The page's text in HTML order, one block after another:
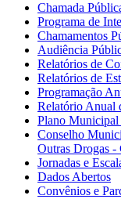
Chamada
Programa de
Chamamentos
Audiência
Relatórios de
Relatórios de
Programação
Relatório Anual
Plano Municipal
Conselho
Outras Drogas
Jornadas e
Dados Abertos
Convênios e